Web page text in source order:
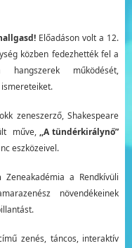
Előadáson volt a 12.
közben fedezhették fel a
működését,
zeneszerző, Shakespeare
műve,,,A tündérkirálynő”
eszközeivel.
Zeneakadémia a Rendkívüli
növendékeinek
zenés, táncos, interaktív